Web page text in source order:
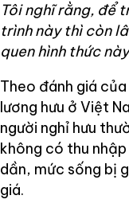
Tôi nghĩ rằng, để
trình này thì còn
quen hình thức
Theo đánh giá
lương hưu ở Việt
người nghỉ hưu
không có thu
dần, mức sống bị
giá.